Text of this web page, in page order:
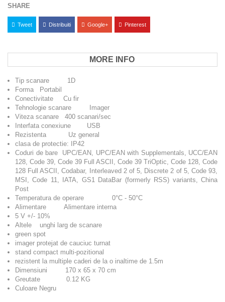
SHARE
Tweet Distribuiti Google+ Pinterest
MORE INFO
Tip scanare 1D
Forma Portabil
Conectivitate Cu fir
Tehnologie scanare Imager
Viteza scanare 400 scanari/sec
Interfata conexiune USB
Rezistenta Uz general
clasa de protectie: IP42
Coduri de bare UPC/EAN, UPC/EAN with Supplementals, UCC/EAN
128, Code 39, Code 39 Full ASCII, Code 39 TriOptic, Code 128, Code
128 Full ASCII, Codabar, Interleaved 2 of 5, Discrete 2 of 5, Code 93,
MSI, Code 11, IATA, GS1 DataBar (formerly RSS) variants, China
Post
Temperatura de operare 0°C - 50°C
Alimentare Alimentare interna
5 V +/- 10%
Altele unghi larg de scanare
green spot
imager protejat de cauciuc turnat
stand compact multi-pozitional
rezistent la multiple caderi de la o inaltime de 1.5m
Dimensiuni 170 x 65 x 70 cm
Greutate 0.12 KG
Culoare Negru